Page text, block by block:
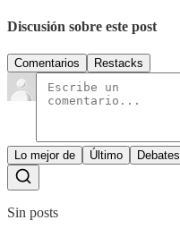
Discusión sobre este post
Comentarios Restacks
Lo mejor de Último Debates
Sin posts